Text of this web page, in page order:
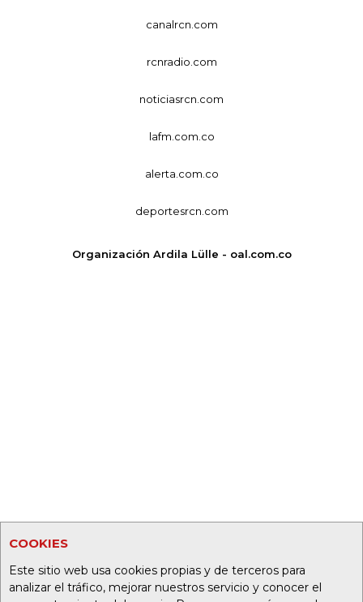
COOKIES
Este sitio web usa cookies propias y de terceros para
analizar el tráfico, mejorar nuestros servicio y conocer el
canalrcn.com
rcnradio.com
noticiasrcn.com
lafm.com.co
alerta.com.co
deportesrcn.com
Organización Ardila Lülle - oal.com.co